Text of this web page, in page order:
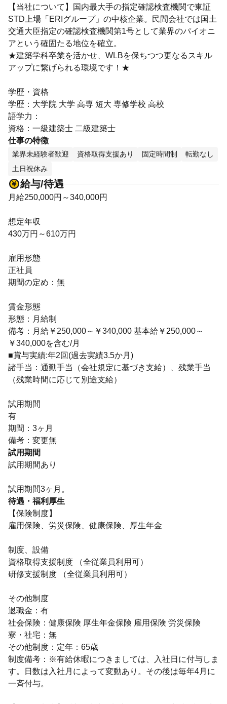
【当社について】国内最大手の指定確認検査機関で東証
STD上場「ERIグループ」の中核企業。民間会社では国土
交通大臣指定の確認検査機関第1号として業界のパイオニ
アという確固たる地位を確立。
★建築学科卒業を活かせ、WLBを保ちつつ更なるスキル
アップに繋げられる環境です！★
学歴・資格
学歴：大学院 大学 高専 短大 専修学校 高校
語学力：
資格：一級建築士 二級建築士
仕事の特徴
業界未経験者歓迎 資格取得支援あり 固定時間制
転勤なし
土日祝休み
給与/待遇
月給250,000円～340,000円
想定年収
430万円～610万円
雇用形態
正社員
期間の定め：無
賃金形態
形態：月給制
備考：月給￥250,000～￥340,000 基本給￥250,000～
￥340,000を含む/月
■賞与実績:年2回(過去実績3.5か月)
諸手当：通勤手当（会社規定に基づき支給）、残業手当
（残業時間に応じて別途支給）
試用期間
有
期間：3ヶ月
備考：変更無
試用期間
試用期間あり
試用期間3ヶ月。
待遇・福利厚生
【保険制度】
雇用保険、労災保険、健康保険、厚生年金
制度、設備
資格取得支援制度 （全従業員利用可）
研修支援制度 （全従業員利用可）
その他制度
退職金：有
社会保険：健康保険 厚生年金保険 雇用保険 労災保険
寮・社宅：無
その他制度：定年：65歳
制度備考：※有給休暇につきましては、入社日に付与しま
す。日数は入社月によって変動あり。その後は毎年4月に
一斉付与。